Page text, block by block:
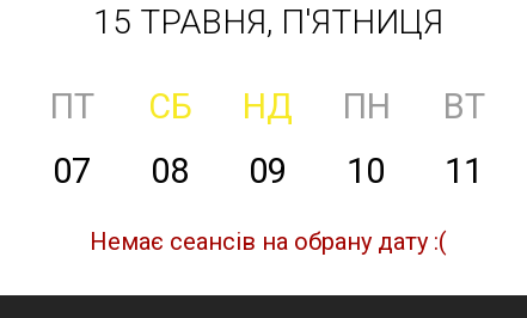
15 ТРАВНЯ, П'ЯТНИЦЯ
ПТ СБ НД ПН ВТ
07 08 09 10 11
Немає сеансів на обрану дату :(